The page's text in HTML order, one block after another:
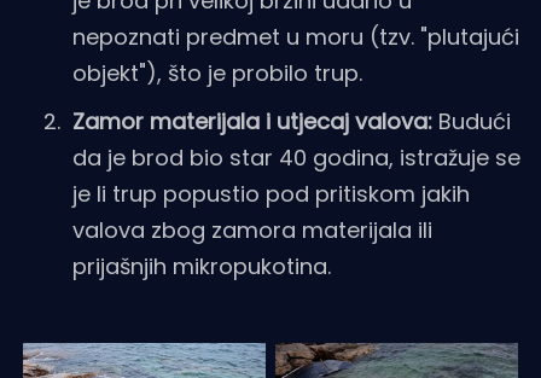
nepoznati predmet u moru (tzv. "plutajući
objekt"), što je probilo trup.
Zamor materijala i utjecaj valova: Budući
da je brod bio star 40 godina, istražuje se
je li trup popustio pod pritiskom jakih
valova zbog zamora materijala ili
prijašnjih mikropukotina.